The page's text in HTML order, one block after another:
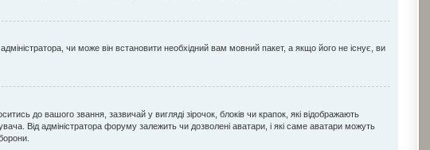
чи може він встановити необхідний вам мовний пакет, а якщо його не існує, ви
до вашого звання, зазвичай у вигляді зірочок, блоків чи крапок, які відображають
Від адміністратора форуму залежить чи дозволені аватари, і які саме аватари можуть